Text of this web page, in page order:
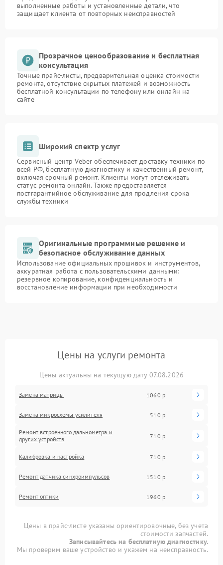
выполненные работы и установленные детали, что
защищает клиента от повторных неисправностей
Прозрачное ценообразование и бесплатная
консультация
Точные прайс-листы, предварительная оценка стоимости
ремонта, отсутствие скрытых платежей и возможность
бесплатной консультации по телефону или онлайн на
сайте
Широкий спектр услуг
Сервисный центр Veber обеспечивает доставку техники по
всей РФ, бесплатную диагностику и качественный ремонт,
включая срочный ремонт. Клиенты могут отслеживать
статус ремонта онлайн. Также предоставляется
постгарантийное обслуживание для продления срока
службы техники
Оригинальные программные решение и
безопасное обслуживание данных
Использование официальных прошивок и инструментов,
аккуратная работа с пользовательскими данными:
резервное копирование, конфиденциальность и
восстановление информации при необходимости
Цены на услуги ремонта
Цены актуальны на текущую дату 07.08.2026
Замена матрицы 1060 р
Замена микросхемы усилителя 510 р
Ремонт встроенного дальнометра и
других устройств
710 р
Калибровка и настройка 710 р
Ремонт датчика синхроимпульсов 1510 р
Ремонт оптики 1960 р
Цены в прайс-листе указаны ориентировочные, без учета
стоимости запчастей.
Записывайтесь на бесплатную диагностику.
Мы проверим ваше устройство и укажем на неисправность.